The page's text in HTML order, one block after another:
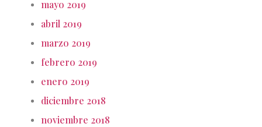
mayo 2019
abril 2019
marzo 2019
febrero 2019
enero 2019
diciembre 2018
noviembre 2018